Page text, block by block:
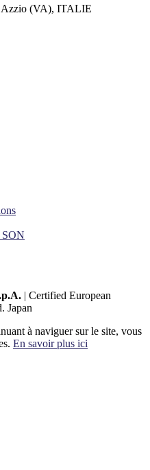
Azzio (VA), ITALIE
SON
| Certified European
Japan
à naviguer sur le site, vous
En savoir plus ici